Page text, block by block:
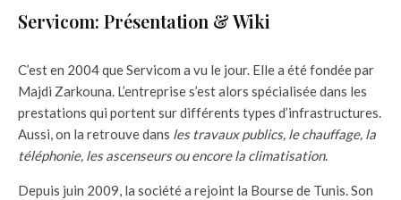
Servicom: Présentation & Wiki
C’est en 2004 que Servicom a vu le jour. Elle a été fondée par
Majdi Zarkouna. L’entreprise s’est alors spécialisée dans les
prestations qui portent sur différents types d’infrastructures.
Aussi, on la retrouve dans les travaux publics, le chauffage, la
téléphonie, les ascenseurs ou encore la climatisation.
Depuis juin 2009, la société a rejoint la Bourse de Tunis. Son